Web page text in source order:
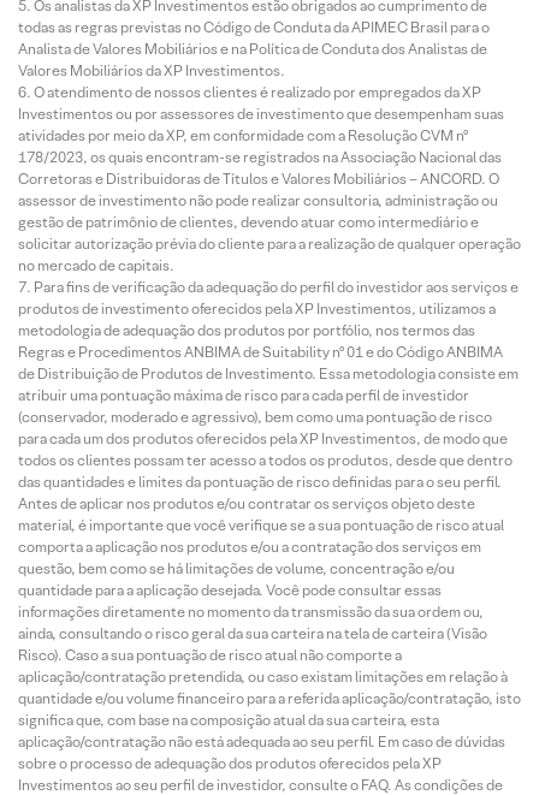
Os analistas da XP Investimentos estão obrigados ao cumprimento de
todas as regras previstas no Código de Conduta da APIMEC Brasil para o
Analista de Valores Mobiliários e na Política de Conduta dos Analistas de
Valores Mobiliários da XP Investimentos.
O atendimento de nossos clientes é realizado por empregados da XP
Investimentos ou por assessores de investimento que desempenham suas
atividades por meio da XP, em conformidade com a Resolução CVM nº
178/2023, os quais encontram-se registrados na Associação Nacional das
Corretoras e Distribuidoras de Títulos e Valores Mobiliários – ANCORD. O
assessor de investimento não pode realizar consultoria, administração ou
gestão de patrimônio de clientes, devendo atuar como intermediário e
solicitar autorização prévia do cliente para a realização de qualquer operação
no mercado de capitais.
Para fins de verificação da adequação do perfil do investidor aos serviços e
produtos de investimento oferecidos pela XP Investimentos, utilizamos a
metodologia de adequação dos produtos por portfólio, nos termos das
Regras e Procedimentos ANBIMA de Suitability nº 01 e do Código ANBIMA
de Distribuição de Produtos de Investimento. Essa metodologia consiste em
atribuir uma pontuação máxima de risco para cada perfil de investidor
(conservador, moderado e agressivo), bem como uma pontuação de risco
para cada um dos produtos oferecidos pela XP Investimentos, de modo que
todos os clientes possam ter acesso a todos os produtos, desde que dentro
das quantidades e limites da pontuação de risco definidas para o seu perfil.
Antes de aplicar nos produtos e/ou contratar os serviços objeto deste
material, é importante que você verifique se a sua pontuação de risco atual
comporta a aplicação nos produtos e/ou a contratação dos serviços em
questão, bem como se há limitações de volume, concentração e/ou
quantidade para a aplicação desejada. Você pode consultar essas
informações diretamente no momento da transmissão da sua ordem ou,
ainda, consultando o risco geral da sua carteira na tela de carteira (Visão
Risco). Caso a sua pontuação de risco atual não comporte a
aplicação/contratação pretendida, ou caso existam limitações em relação à
quantidade e/ou volume financeiro para a referida aplicação/contratação, isto
significa que, com base na composição atual da sua carteira, esta
aplicação/contratação não está adequada ao seu perfil. Em caso de dúvidas
sobre o processo de adequação dos produtos oferecidos pela XP
Investimentos ao seu perfil de investidor, consulte o FAQ. As condições de